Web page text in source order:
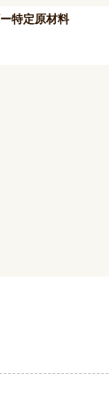
特定原材料